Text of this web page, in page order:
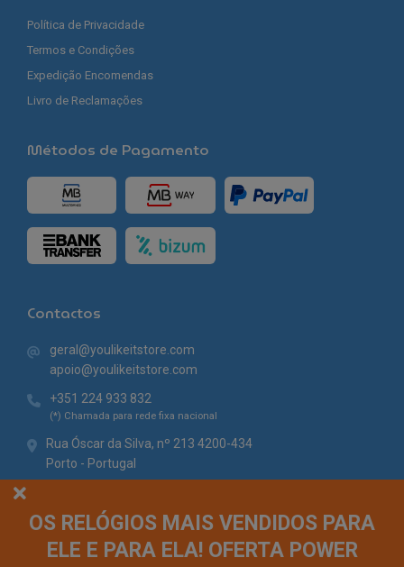
OS RELÓGIOS MAIS VENDIDOS PARA
ELE E PARA ELA! OFERTA POWER
Política de Privacidade
Termos e Condições
Expedição Encomendas
Livro de Reclamações
Métodos de Pagamento
Contactos
geral@youlikeitstore.com
apoio@youlikeitstore.com
+351 224 933 832
(*) Chamada para rede fixa nacional
Rua Óscar da Silva, nº 213 4200-434
Porto - Portugal